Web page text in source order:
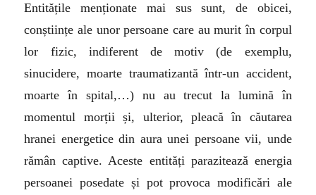
Entitățile menționate mai sus sunt, de obicei,
conștiințe ale unor persoane care au murit în corpul
lor fizic, indiferent de motiv (de exemplu,
sinucidere, moarte traumatizantă într-un accident,
moarte în spital,…) nu au trecut la lumină în
momentul morții și, ulterior, pleacă în căutarea
hranei energetice din aura unei persoane vii, unde
rămân captive. Aceste entități parazitează energia
persoanei posedate și pot provoca modificări ale